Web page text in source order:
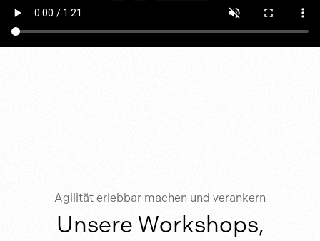
Agilität erlebbar machen und verankern
Unsere Workshops,